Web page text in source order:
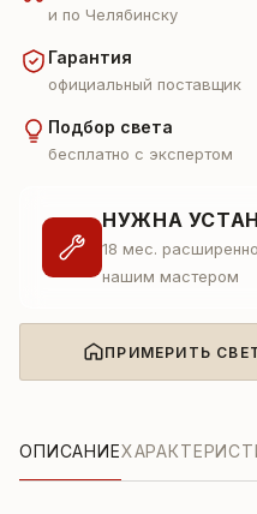
и по Челябинску
Гарантия
официальный поставщик
Подбор света
бесплатно с экспертом
НУЖНА
18 мес.
нашим мастером
ПРИМЕРИТЬ
ОПИСАНИЕ